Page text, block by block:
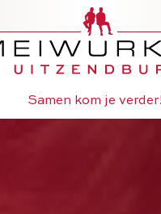
Samen kom je verder!